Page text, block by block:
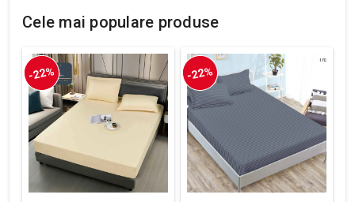
Cele mai populare produse
-22% -22%